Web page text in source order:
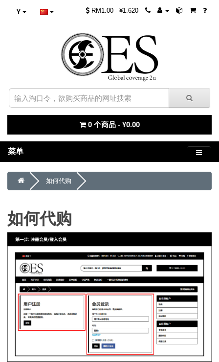
¥ RM1.00 - ¥1.620
0 个商品 - ¥0.00
菜单
如何代购
如何代购